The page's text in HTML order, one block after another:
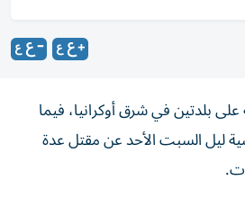
بلدتين في شرق أوكرانيا، فيما
ليل السبت الأحد عن مقتل عدة